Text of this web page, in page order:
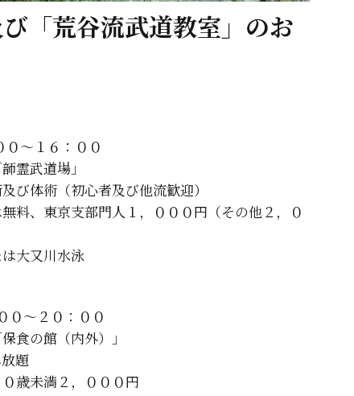
び「荒谷流武道教室」のお
～１６：００
霊武道場」
体術（初心者及び他流歓迎）
料、東京支部門人１，０００円（その他２，０
大又川水泳
０～２０：００
食の館（内外）」
題
歳未満２，０００円